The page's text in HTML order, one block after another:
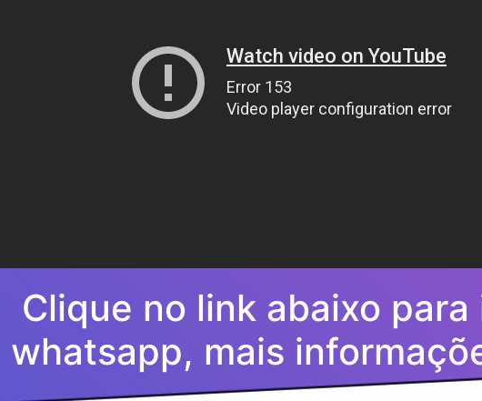
Clique no link abaixo para
whatsapp, mais